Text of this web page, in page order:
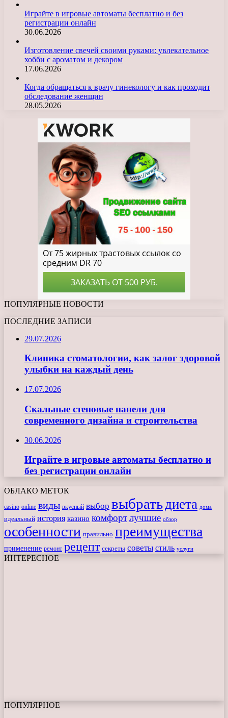
Играйте в игровые автоматы бесплатно и без
регистрации онлайн
30.06.2026
Изготовление свечей своими руками: увлекательное
хобби с ароматом и декором
17.06.2026
Когда обращаться к врачу гинекологу и как проходит
обследование женщин
28.05.2026
ПОПУЛЯРНЫЕ НОВОСТИ
ПОСЛЕДНИЕ ЗАПИСИ
29.07.2026
Клиника стоматологии, как залог здоровой
улыбки на каждый день
17.07.2026
Скальные стеновые панели для
современного дизайна и строительства
30.06.2026
Играйте в игровые автоматы бесплатно и
без регистрации онлайн
ОБЛАКО МЕТОК
casino online виды вкусный выбор выбратьдиета дома
идеальный история казино комфортлучшие обзор
особенности правильно преимущества
применение ремонт рецепт секреты советы стиль услуги
ИНТЕРЕСНОЕ
ПОПУЛЯРНОЕ